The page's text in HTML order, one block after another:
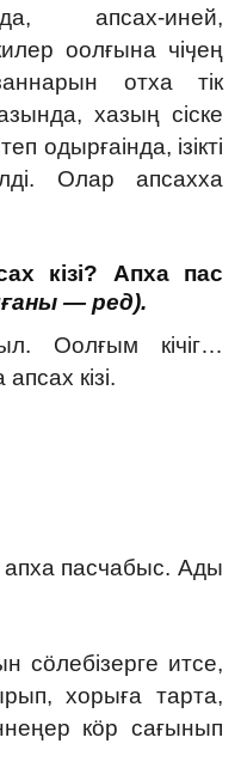
апсах-иней,
оолғына чіӌең
отха тік
хазың сіске
одырғаінда, ізікті
Олар апсахха
кізі? Апха пас
— ред).
Оолғым кічіг…
кізі.
апха пасчабыс. Ады
сӧлебізерге итсе,
хорыға тарта,
кӧр сағынып